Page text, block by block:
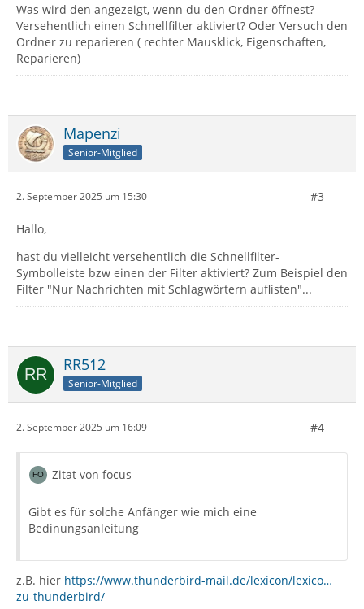
Was wird den angezeigt, wenn du den Ordner öffnest?
Versehentlich einen Schnellfilter aktiviert? Oder Versuch den
Ordner zu reparieren ( rechter Mausklick, Eigenschaften,
Reparieren)
Mapenzi
Senior-Mitglied
2. September 2025 um 15:30 #3
Hallo,
hast du vielleicht versehentlich die Schnellfilter-
Symbolleiste bzw einen der Filter aktiviert? Zum Beispiel den
Filter "Nur Nachrichten mit Schlagwörtern auflisten"...
RR512
Senior-Mitglied
2. September 2025 um 16:09 #4
Zitat von focus
Gibt es für solche Anfänger wie mich eine
Bedinungsanleitung
z.B. hier https://www.thunderbird-mail.de/lexicon/lexico…
zu-thunderbird/